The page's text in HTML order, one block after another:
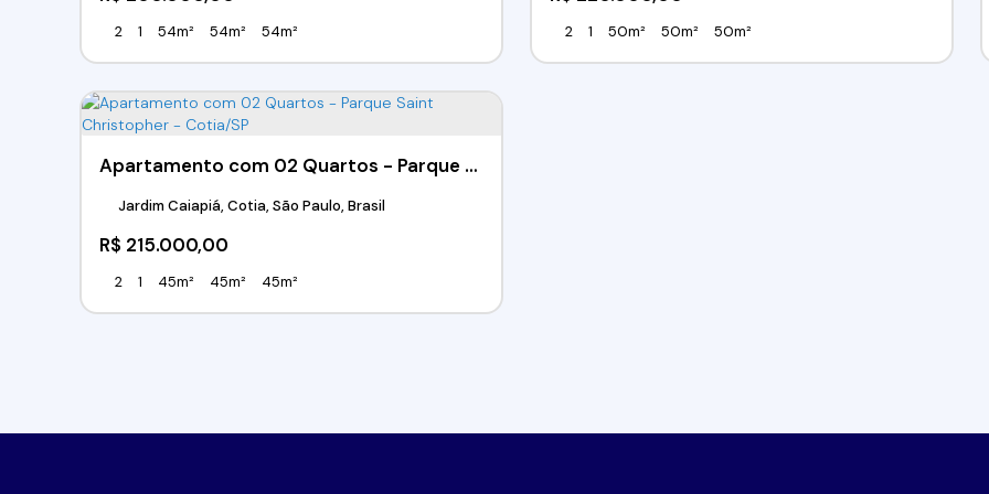
2 1 54m² 54m² 54m² 2 1 50m² 50m² 50m²
Apartamento com 02 Quartos - Parque Saint Christopher - Cotia/SP
R$ 215.000,00
Jardim Caiapiá, Cotia, São Paulo, Brasil
2 1 45m² 45m² 45m²